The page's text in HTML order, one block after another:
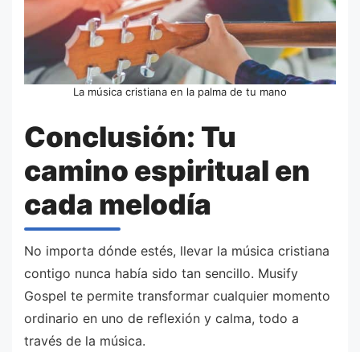
La música cristiana en la palma de tu mano
Conclusión: Tu
camino espiritual en
cada melodía
No importa dónde estés, llevar la música cristiana
contigo nunca había sido tan sencillo. Musify
Gospel te permite transformar cualquier momento
ordinario en uno de reflexión y calma, todo a
través de la música.